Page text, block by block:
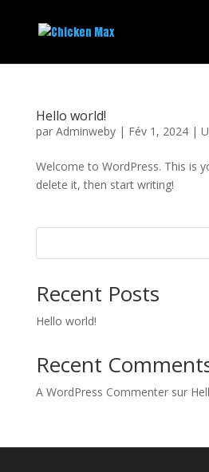
Hello world!
par Adminweby| Fév 1, 2024|
Welcome to WordPress. This is
delete it, then start writing!
Recent Posts
Hello world!
Recent
A WordPress Commentersur